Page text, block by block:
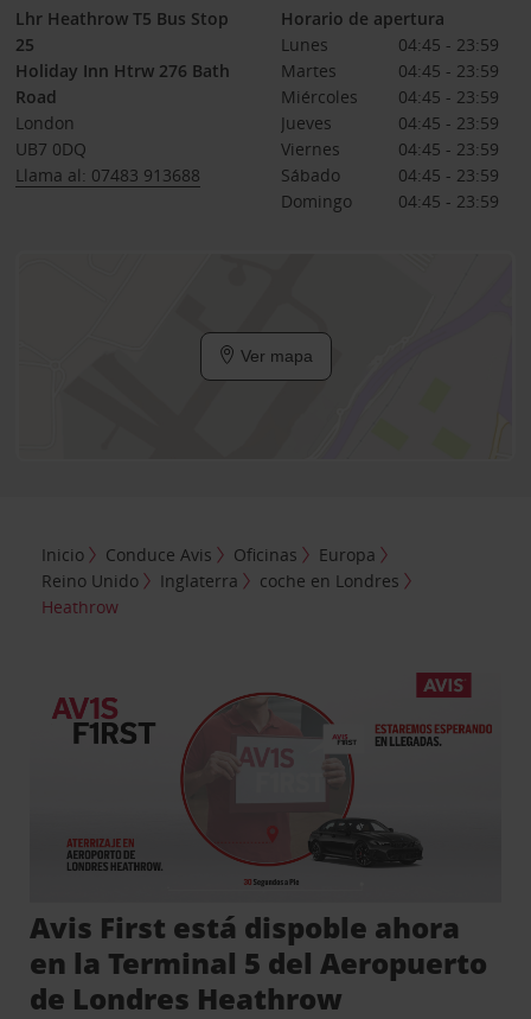
Lhr Heathrow T5 Bus Stop
25
Holiday Inn Htrw 276 Bath
Road
London
UB7 0DQ
Llama al: 07483 913688
Horario de apertura
Lunes
04:45 - 23:59
Martes
04:45 - 23:59
Miércoles
04:45 - 23:59
Jueves
04:45 - 23:59
Viernes
04:45 - 23:59
Sábado
04:45 - 23:59
Domingo
04:45 - 23:59
Ver mapa
Inicio Conduce Avis Oficinas
Europa
Reino Unido
Inglaterra
coche en Londres
Heathrow
Avis First está dispoble ahora
en la Terminal 5 del Aeropuerto
de Londres Heathrow